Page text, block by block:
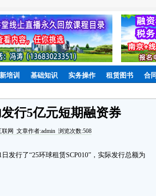
培训 基础知识 实务操作 租赁图书 合
行5亿元短期融资券
联网 文章作者:admin 浏览次数:508
行了“25环球租赁SCP010”，实际发行总额为